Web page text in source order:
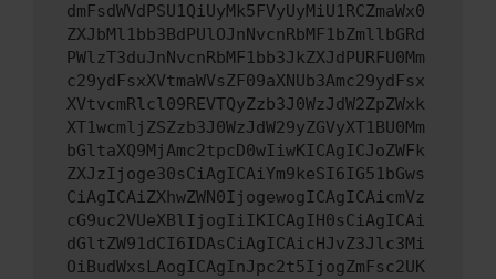
dmFsdWVdPSU1QiUyMk5FVyUyMiU1RCZmaWx0
ZXJbMl1bb3BdPUlOJnNvcnRbMF1bZmllbGRd
PWlzT3duJnNvcnRbMF1bb3JkZXJdPURFU0Mm
c29ydFsxXVtmaWVsZF09aXNUb3Amc29ydFsx
XVtvcmRlcl09REVTQyZzb3J0WzJdW2ZpZWxk
XT1wcmljZSZzb3J0WzJdW29yZGVyXT1BU0Mm
bGltaXQ9MjAmc2tpcD0wIiwKICAgICJoZWFk
ZXJzIjoge30sCiAgICAiYm9keSI6IG51bGws
CiAgICAiZXhwZWN0IjogewogICAgICAicmVz
cG9uc2VUeXBlIjogIiIKICAgIH0sCiAgICAi
dGltZW91dCI6IDAsCiAgICAicHJvZ3Jlc3Mi
OiBudWxsLAogICAgInJpc2t5IjogZmFsc2UK